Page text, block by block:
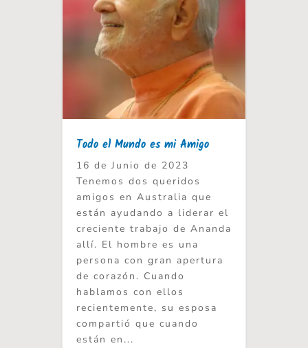
Todo el Mundo es mi Amigo
16 de Junio de 2023
Tenemos dos queridos
amigos en Australia que
están ayudando a liderar el
creciente trabajo de Ananda
allí. El hombre es una
persona con gran apertura
de corazón. Cuando
hablamos con ellos
recientemente, su esposa
compartió que cuando
están en...